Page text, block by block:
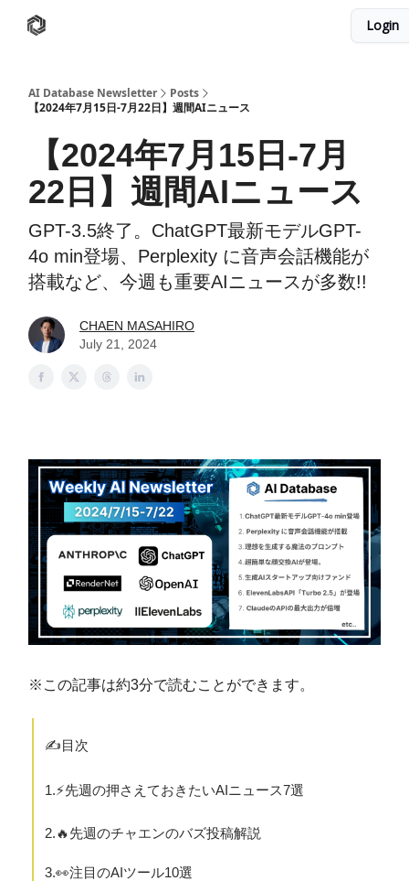
Login
AI Database Newsletter
Posts
【2024年7月15日-7月22日】週間AIニュース
【2024年7月15日-7月
22日】週間AIニュース
GPT-3.5終了。ChatGPT最新モデルGPT-
4o min登場、Perplexity に音声会話機能が
搭載など、今週も重要AIニュースが多数!!
CHAEN MASAHIRO
July 21, 2024
※この記事は約3分で読むことができます。
✍️目次
1.⚡️先週の押さえておきたいAIニュース7選
2.🔥先週のチャエンのバズ投稿解説
3.👀注目のAIツール10選